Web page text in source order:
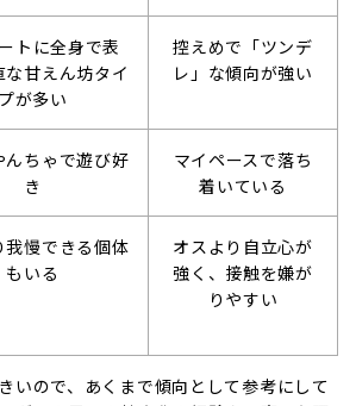
トに全身で表
な甘えん坊タイ
プが多い
控えめで「ツンデ
レ」な傾向が強い
んちゃで遊び好
き
マイペースで落ち
着いている
我慢できる個体
もいる
オスより自立心が
強く、接触を嫌が
りやすい
いので、あくまで傾向として参考にして